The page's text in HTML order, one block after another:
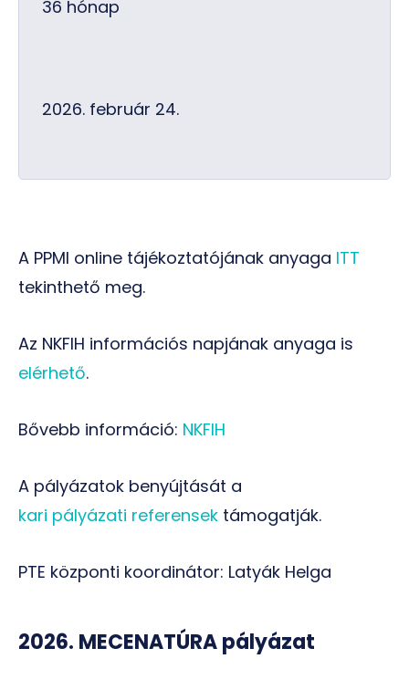
36 hónap
2026. február 24.
A PPMI online tájékoztatójának anyaga ITT
tekinthető meg.
Az NKFIH információs napjának anyaga is
elérhető.
Bővebb információ: NKFIH
A pályázatok benyújtását a
kari pályázati referensek támogatják.
PTE központi koordinátor: Latyák Helga
2026. MECENATÚRA pályázat